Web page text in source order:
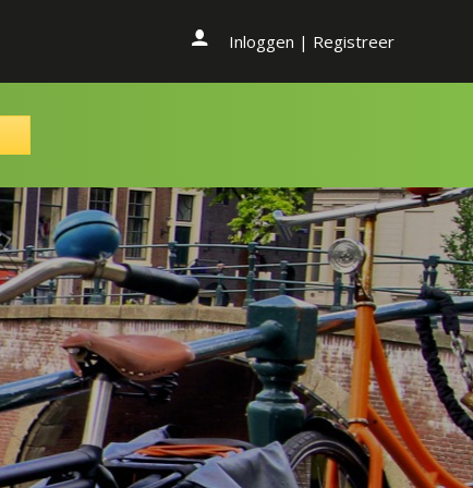
Inloggen | Registreer